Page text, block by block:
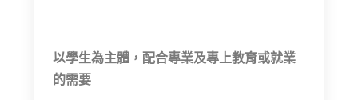
以學生為主體，配合專業及專上教育或就業
的需要